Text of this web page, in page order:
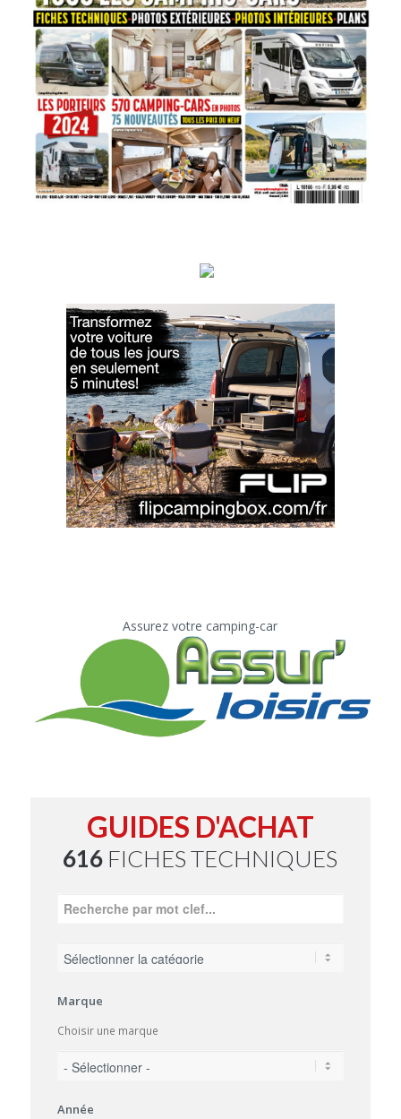
Assurez votre camping-car
GUIDES D'ACHAT
616 FICHES TECHNIQUES
Marque
Choisir une marque
Année